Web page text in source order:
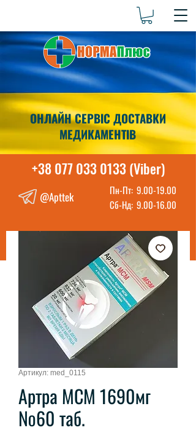
ОНЛАЙН СЕРВІС ДОСТАВКИ
МЕДИКАМЕНТІВ
+38 077 033 0133 (Viber)
@Apttek Пн-Пт: 9.00-19.00
Сб-Нд: 9.00-16.00
Артикул: med_0115
Артра МСМ 1690мг
№60 таб.